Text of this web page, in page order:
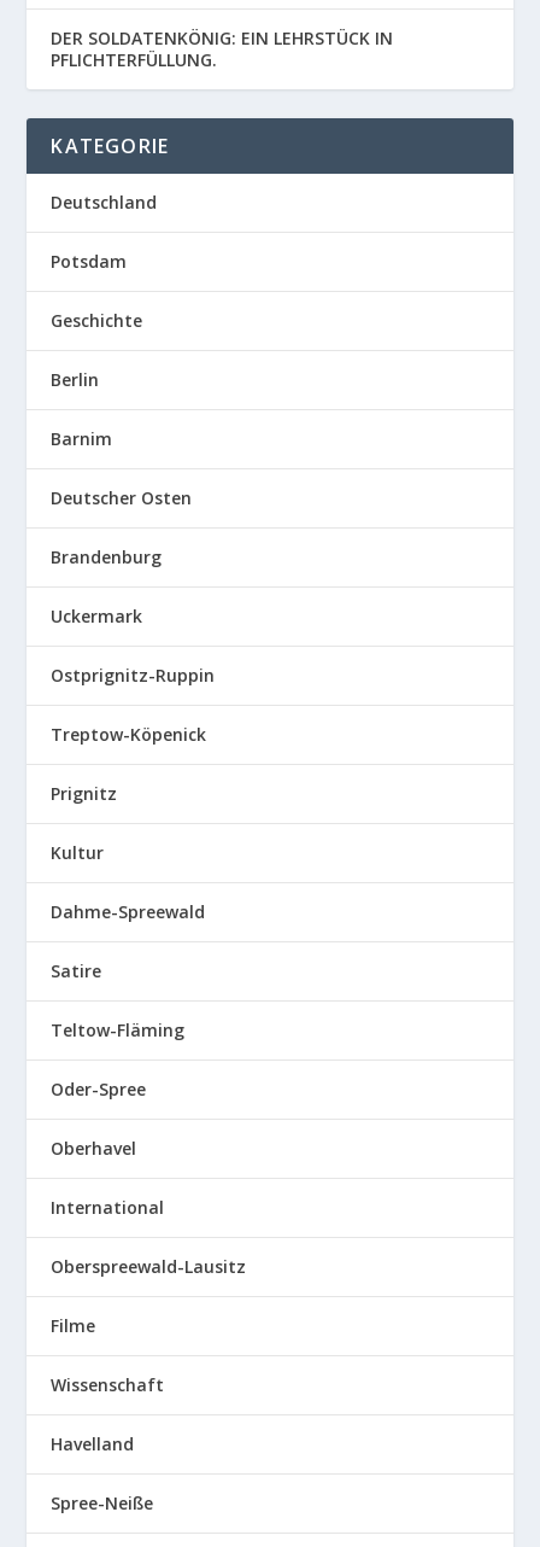
DER SOLDATENKÖNIG: EIN LEHRSTÜCK IN
PFLICHTERFÜLLUNG.
KATEGORIE
Deutschland
Potsdam
Geschichte
Berlin
Barnim
Deutscher Osten
Brandenburg
Uckermark
Ostprignitz-Ruppin
Treptow-Köpenick
Prignitz
Kultur
Dahme-Spreewald
Satire
Teltow-Fläming
Oder-Spree
Oberhavel
International
Oberspreewald-Lausitz
Filme
Wissenschaft
Havelland
Spree-Neiße